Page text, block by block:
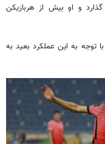
و او بیش از هربازیکن
توجه به این عملکرد بعید به